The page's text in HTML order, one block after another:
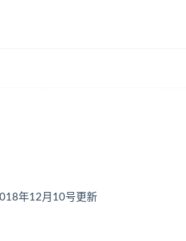
年12月10号更新